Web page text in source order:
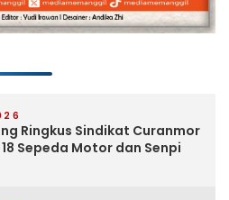
Ringkus Sindikat Curanmor
Sepeda Motor dan Senpi